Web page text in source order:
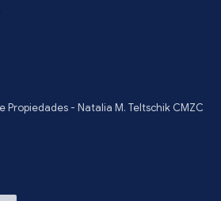
- Natalia M. Teltschik CMZC